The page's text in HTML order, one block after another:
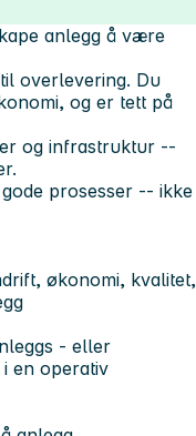
anlegg å være
overlevering. Du
og er tett på
og infrastruktur --
prosesser -- ikke
økonomi, kvalitet,
- eller
en operativ